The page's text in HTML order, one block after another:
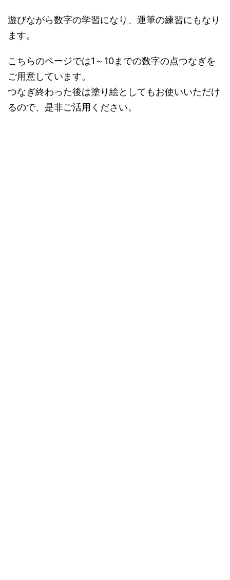
遊びながら数字の学習になり、運筆の練習にもなり
ます。
こちらのページでは1～10までの数字の点つなぎを
ご用意しています。
つなぎ終わった後は塗り絵としてもお使いいただけ
るので、是非ご活用ください。